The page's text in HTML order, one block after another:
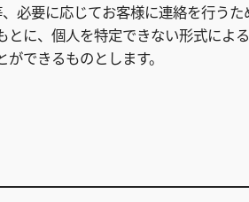
必要に応じてお客様に連絡を行うた
とに、個人を特定できない形式によ
できるものとします。